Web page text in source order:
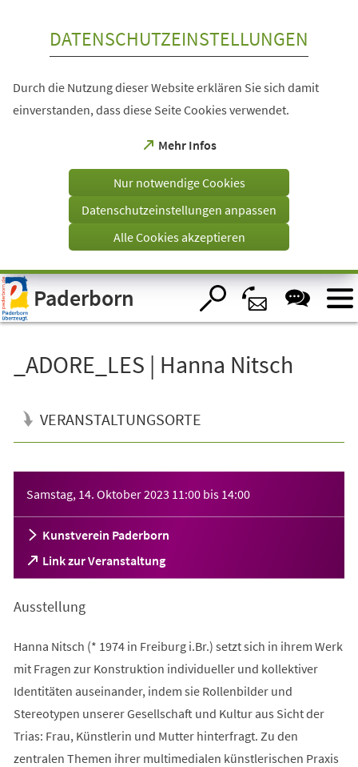
Visuelle
Assistenzsoftware
öffnen.
DATENSCHUTZEINSTELLUNGEN
Durch die Nutzung dieser Website erklären Sie sich damit
einverstanden, dass diese Seite Cookies verwendet.
Mehr Infos
(Öffnet
einem
Tab)
Nur notwendige Cookies
Datenschutzeinstellungen anpassen
Alle Cookies akzeptieren
Paderborn
_ADORE_LES | Hanna Nitsch
VERANSTALTUNGSORTE
Samstag, 14. Oktober 2023 11:00 bis 14:00
Kunstverein Paderborn
Link zur Veranstaltung
(Öffnet
in
neuen
Ausstellung
Hanna Nitsch (* 1974 in Freiburg i.Br.) setzt sich in ihrem Werk
mit Fragen zur Konstruktion individueller und kollektiver
Identitäten auseinander, indem sie Rollenbilder und
Stereotypen unserer Gesellschaft und Kultur aus Sicht der
Trias: Frau, Künstlerin und Mutter hinterfragt. Zu den
zentralen Themen ihrer multimedialen künstlerischen Praxis